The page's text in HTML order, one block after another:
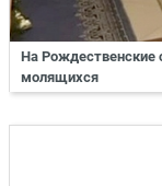
На
молящихся